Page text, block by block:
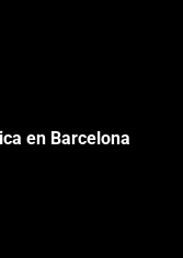
en Barcelona